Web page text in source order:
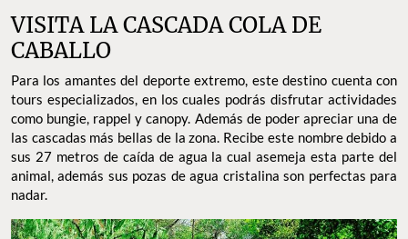
VISITA LA CASCADA COLA DE
CABALLO
Para los amantes del deporte extremo, este destino cuenta con
tours especializados, en los cuales podrás disfrutar actividades
como bungie, rappel y canopy. Además de poder apreciar una de
las cascadas más bellas de la zona. Recibe este nombre debido a
sus 27 metros de caída de agua la cual asemeja esta parte del
animal, además sus pozas de agua cristalina son perfectas para
nadar.